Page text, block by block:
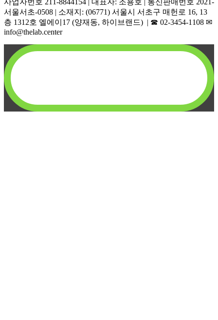
사업자번호 211-8844154 | 대표자: 조용호 | 통신판매번호 2021-
서울서초-0508 | 소재지: (06771) 서울시 서초구 매헌로 16, 13
층 1312호 엘에이17 (양재동, 하이브랜드) | ☎︎ 02-3454-1108 ✉︎
info@thelab.center